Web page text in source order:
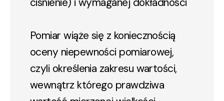
Pomiar wiąże się z koniecznością
oceny niepewności pomiarowej,
czyli określenia zakresu wartości,
wewnątrz którego prawdziwa